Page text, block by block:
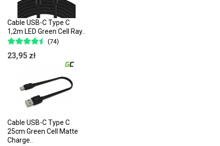
Cable USB-C Type C
1,2m LED Green Cell Ray..
(74)
23,95 zł
Cable USB-C Type C
25cm Green Cell Matte
Charge..